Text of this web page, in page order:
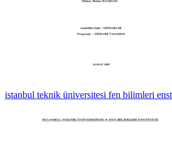
istanbul teknik üniversitesi fen bilimleri